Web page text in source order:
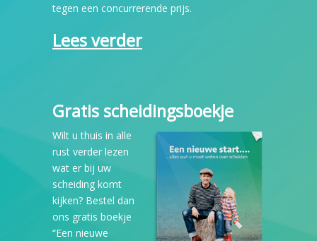
tegen een concurrerende prijs.
Lees verder
Gratis scheidingsboekje
Wilt u thuis in alle
rust verder lezen
wat er bij uw
scheiding komt
kijken? Bestel dan
ons gratis boekje
“Een nieuwe